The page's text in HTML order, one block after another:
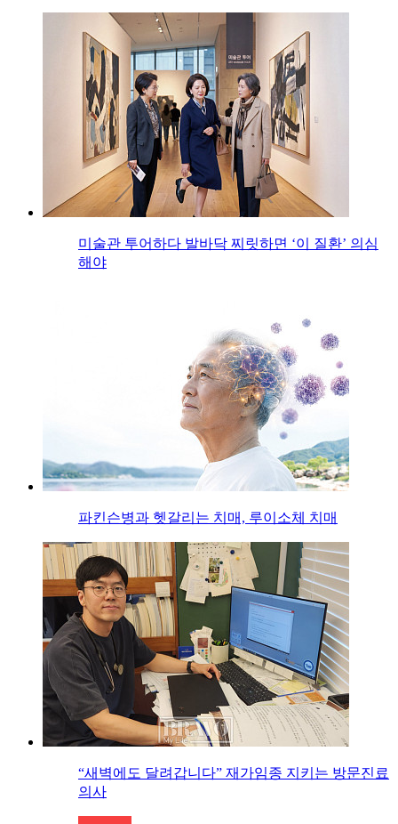
미술관 투어하다 발바닥 찌릿하면 ‘이 질환’ 의심
해야
파킨슨병과 헷갈리는 치매, 루이소체 치매
“새벽에도 달려갑니다” 재가임종 지키는 방문진료
의사